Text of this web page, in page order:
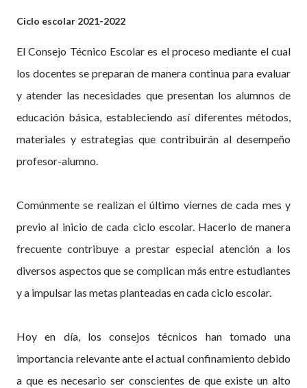
Ciclo escolar 2021-2022
El Consejo Técnico Escolar es el proceso mediante el cual
los docentes se preparan de manera continua para evaluar
y atender las necesidades que presentan los alumnos de
educación básica, estableciendo así diferentes métodos,
materiales y estrategias que contribuirán al desempeño
profesor-alumno.
Comúnmente se realizan el último viernes de cada mes y
previo al inicio de cada ciclo escolar. Hacerlo de manera
frecuente contribuye a prestar especial atención a los
diversos aspectos que se complican más entre estudiantes
y a impulsar las metas planteadas en cada ciclo escolar.
Hoy en día, los consejos técnicos han tomado una
importancia relevante ante el actual confinamiento debido
a que es necesario ser conscientes de que existe un alto